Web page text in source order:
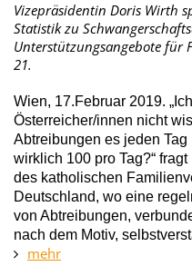
Vizepräsidentin Doris Wirth
Statistik zu
Unterstützungsangebote für
21.
Wien, 17.Februar 2019.
Österreicher/innen nicht
Abtreibungen es jeden
wirklich 100 pro Tag?“
des katholischen
Deutschland, wo eine
von Abtreibungen,
nach dem Motiv,
mehr